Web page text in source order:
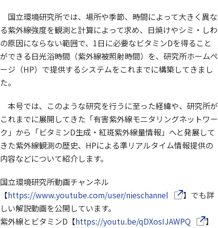
国立環境研究所では、場所や季節、時間によって大きく異な
る紫外線強度を観測と計算によって求め、日焼けやシミ・しわ
の原因にならない範囲で、1日に必要なビタミンDを得ること
ができる日光浴時間（紫外線被照射時間）を、研究所ホームペ
ージ（HP）で提供するシステムをこれまでに構築してきまし
た。
本号では、このような研究を行うに至った経緯や、研究所が
これまでに展開してきた「有害紫外線モニタリングネットワー
ク」から「ビタミンD生成・紅斑紫外線量情報」へと発展して
きた紫外線観測の歴史、HPによる準リアルタイム情報提供の
内容などについて紹介します。
国立環境研究所動画チャンネル
【https://www.youtube.com/user/nieschannel （別ウイン
】でも詳
しい解説動画を公開しています。
紫外線とビタミンD【https://youtu.be/qDXosIJAWPQ （別
】